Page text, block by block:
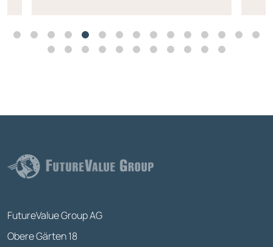
FutureValue Group AG
Obere Gärten 18